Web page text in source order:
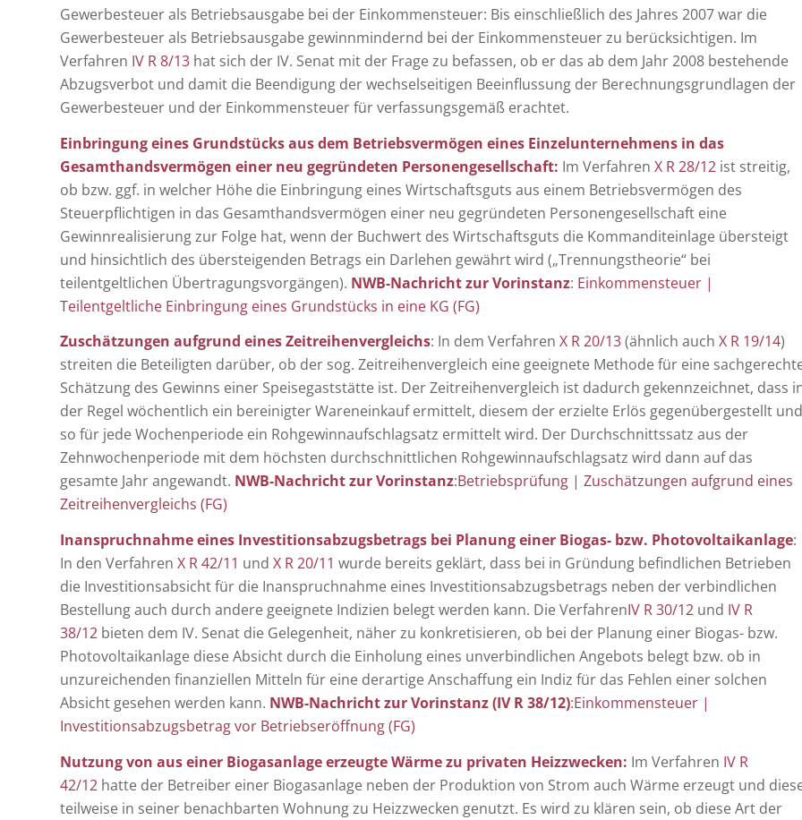
Gewerbesteuer als Betriebsausgabe bei der Einkommensteuer: Bis einschließlich des Jahres 2007 war die
Gewerbesteuer als Betriebsausgabe gewinnmindernd bei der Einkommensteuer zu berücksichtigen. Im
Verfahren IV R 8/13 hat sich der IV. Senat mit der Frage zu befassen, ob er das ab dem Jahr 2008 bestehende
Abzugsverbot und damit die Beendigung der wechselseitigen Beeinflussung der Berechnungsgrundlagen der
Gewerbesteuer und der Einkommensteuer für verfassungsgemäß erachtet.
Einbringung eines Grundstücks aus dem Betriebsvermögen eines Einzelunternehmens in das
Gesamthandsvermögen einer neu gegründeten Personengesellschaft: Im Verfahren X R 28/12 ist streitig,
ob bzw. ggf. in welcher Höhe die Einbringung eines Wirtschaftsguts aus einem Betriebsvermögen des
Steuerpflichtigen in das Gesamthandsvermögen einer neu gegründeten Personengesellschaft eine
Gewinnrealisierung zur Folge hat, wenn der Buchwert des Wirtschaftsguts die Kommanditeinlage übersteigt
und hinsichtlich des übersteigenden Betrags ein Darlehen gewährt wird („Trennungstheorie“ bei
teilentgeltlichen Übertragungsvorgängen). NWB-Nachricht zur Vorinstanz: Einkommensteuer |
Teilentgeltliche Einbringung eines Grundstücks in eine KG (FG)
Zuschätzungen aufgrund eines Zeitreihenvergleichs: In dem Verfahren X R 20/13(ähnlich auch X R 19/14)
streiten die Beteiligten darüber, ob der sog. Zeitreihenvergleich eine geeignete Methode für eine
Schätzung des Gewinns einer Speisegaststätte ist. Der Zeitreihenvergleich ist dadurch gekennzeichnet, dass
der Regel wöchentlich ein bereinigter Wareneinkauf ermittelt, diesem der erzielte Erlös gegenübergestellt und
so für jede Wochenperiode ein Rohgewinnaufschlagsatz ermittelt wird. Der Durchschnittssatz aus der
Zehnwochenperiode mit dem höchsten durchschnittlichen Rohgewinnaufschlagsatz wird dann auf das
gesamte Jahr angewandt. NWB-Nachricht zur Vorinstanz:Betriebsprüfung | Zuschätzungen aufgrund eines
Zeitreihenvergleichs (FG)
Inanspruchnahme eines Investitionsabzugsbetrags bei Planung einer Biogas- bzw. Photovoltaikanlage:
In den Verfahren X R 42/11 und X R 20/11 wurde bereits geklärt, dass bei in Gründung befindlichen Betrieben
die Investitionsabsicht für die Inanspruchnahme eines Investitionsabzugsbetrags neben der verbindlichen
Bestellung auch durch andere geeignete Indizien belegt werden kann. Die VerfahrenIV R 30/12 und IV R
38/12 bieten dem IV. Senat die Gelegenheit, näher zu konkretisieren, ob bei der Planung einer Biogas- bzw.
Photovoltaikanlage diese Absicht durch die Einholung eines unverbindlichen Angebots belegt bzw. ob in
unzureichenden finanziellen Mitteln für eine derartige Anschaffung ein Indiz für das Fehlen einer solchen
Absicht gesehen werden kann. NWB-Nachricht zur Vorinstanz (IV R 38/12):Einkommensteuer |
Investitionsabzugsbetrag vor Betriebseröffnung (FG)
Nutzung von aus einer Biogasanlage erzeugte Wärme zu privaten Heizzwecken: Im Verfahren IV R
42/12 hatte der Betreiber einer Biogasanlage neben der Produktion von Strom auch Wärme erzeugt und
teilweise in seiner benachbarten Wohnung zu Heizzwecken genutzt. Es wird zu klären sein, ob diese Art der